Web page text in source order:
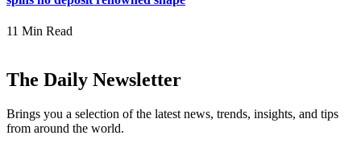
11 Min Read
The Daily Newsletter
Brings you a selection of the latest news, trends, insights, and tips
from around the world.